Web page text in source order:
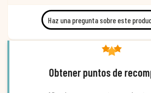
Haz una pregunta sobre este
Obtener puntos de